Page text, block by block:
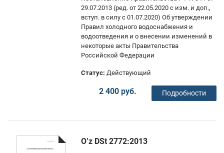
29.07.2013 (ред. от 22.05.2020 с изм. и доп.,
вступ. в силу с 01.07.2020) Об утверждении
Правил холодного водоснабжения и
водоотведения и о внесении изменений в
некоторые акты Правительства
Российской Федерации
Статус: Действующий
2 400 руб. Подробности
O’z DSt 2772:2013